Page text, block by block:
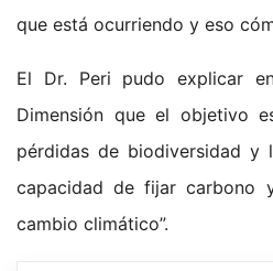
que está ocurriendo y eso
El Dr. Peri pudo explicar
Dimensión que el objetivo
pérdidas de biodiversidad y
capacidad de fijar carbono
cambio climático”.